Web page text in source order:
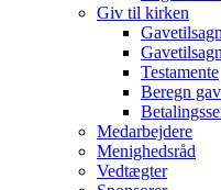
Giv til kirken
Testamente
Beregn
Medarbejdere
Menighedsråd
Vedtægter